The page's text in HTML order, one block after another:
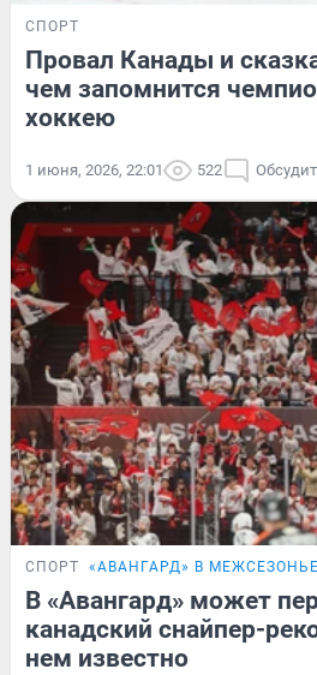
СПОРТ
Провал Канады и
чем запомнится
хоккею
1 июня, 2026, 22:01 522
СПОРТ «АВАНГАРД» В МЕЖСЕЗОНЬЕ
В «Авангард» может
канадский снайпер-
нем известно